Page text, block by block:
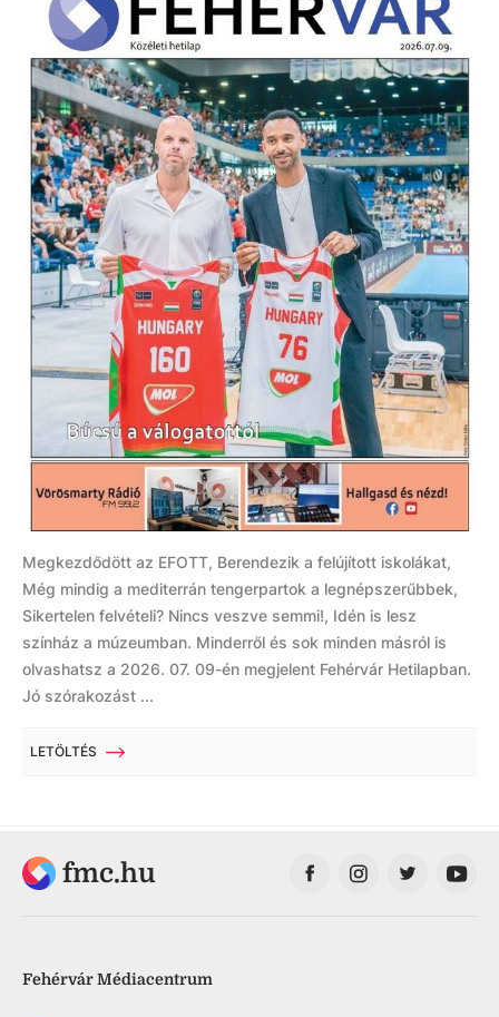
Megkezdődött az EFOTT, Berendezik a felújított iskolákat,
Még mindig a mediterrán tengerpartok a legnépszerűbbek,
Sikertelen felvételi? Nincs veszve semmi!, Idén is lesz
színház a múzeumban. Minderről és sok minden másról is
olvashatsz a 2026. 07. 09-én megjelent Fehérvár Hetilapban.
Jó szórakozást ...
LETÖLTÉS
fmc.hu
Fehérvár Médiacentrum